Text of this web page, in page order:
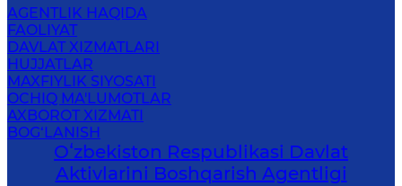
AGENTLIK HAQIDA
FAOLIYAT
DAVLAT XIZMATLARI
HUJJATLAR
MAXFIYLIK SIYOSATI
OCHIQ MA'LUMOTLAR
AXBOROT XIZMATI
BOG‘LANISH
Oʻzbekiston Respublikasi Davlat
Aktivlarini Boshqarish Agentligi